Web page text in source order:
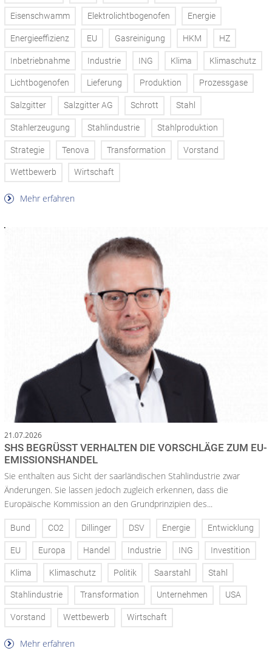
Eisenschwamm Elektrolichtbogenofen Energie
Energieeffizienz EU Gasreinigung HKM HZ
Inbetriebnahme Industrie ING Klima Klimaschutz
Lichtbogenofen Lieferung Produktion Prozessgase
Salzgitter Salzgitter AG Schrott Stahl
Stahlerzeugung Stahlindustrie Stahlproduktion
Strategie Tenova Transformation Vorstand
Wettbewerb Wirtschaft
Mehr erfahren
21.07.2026
SHS BEGRÜSST VERHALTEN DIE VORSCHLÄGE ZUM EU-E
MISSIONSHANDEL
Sie enthalten aus Sicht der saarländischen Stahlindustrie zwar
Änderungen. Sie lassen jedoch zugleich erkennen, dass die
Europäische Kommission an den Grundprinzipien des...
Bund CO2 Dillinger DSV Energie Entwicklung
EU Europa Handel Industrie ING Investition
Klima Klimaschutz Politik Saarstahl Stahl
Stahlindustrie Transformation Unternehmen USA
Vorstand Wettbewerb Wirtschaft
Mehr erfahren